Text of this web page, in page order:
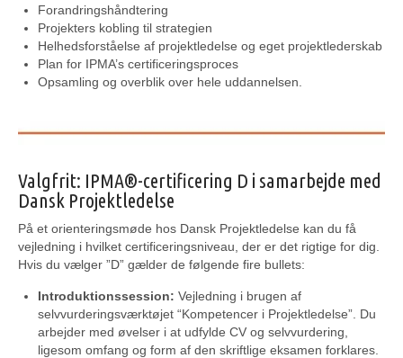
Forandringshåndtering
Projekters kobling til strategien
Helhedsforståelse af projektledelse og eget projektlederskab
Plan for IPMA’s certificeringsproces
Opsamling og overblik over hele uddannelsen.
Valgfrit: IPMA®-certificering D i samarbejde med
Dansk Projektledelse
På et orienteringsmøde hos Dansk Projektledelse kan du få
vejledning i hvilket certificeringsniveau, der er det rigtige for dig.
Hvis du vælger ”D” gælder de følgende fire bullets:
Introduktionssession: Vejledning i brugen af
selvvurderingsværktøjet “Kompetencer i Projektledelse”. Du
arbejder med øvelser i at udfylde CV og selvvurdering,
ligesom omfang og form af den skriftlige eksamen forklares.